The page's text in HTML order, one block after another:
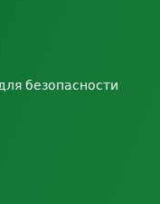
безопасности